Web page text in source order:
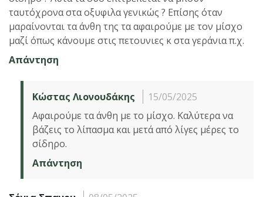
ταυτόχρονα στα οξυφιλα γενικώς ? Επίσης όταν
μαραίνονται τα άνθη της τα αφαιρούμε με τον μίσχο
μαζί όπως κάνουμε στις πετουνιες κ στα γεράνια π.χ.
Απάντηση
Κώστας Λιονουδάκης
15/05/2025
Αφαιρούμε τα άνθη με το μίσχο. Καλύτερα να
βάζεις το λίπασμα και μετά από λίγες μέρες το
σίδηρο.
Απάντηση